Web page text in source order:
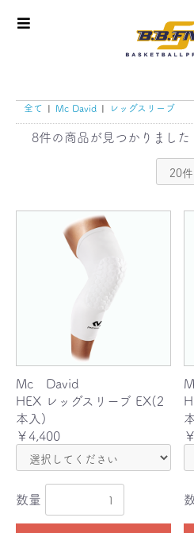
全て | Mc David | レッグスリーブ
8件の商品が見つかりました
Mc David
HEX レッグスリーブ EX(2
本入)
￥4,400
数量